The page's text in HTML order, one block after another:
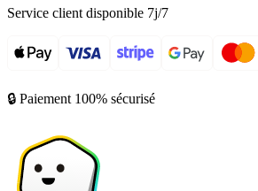
Service client disponible 7j/7
🔒 Paiement 100% sécurisé